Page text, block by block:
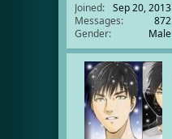
Joined
Sep 20, 2013
Messages
872
Gender
Male